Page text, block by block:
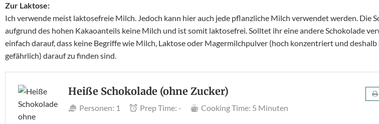
Zur Laktose:
Ich verwende meist laktosefreie Milch. Jedoch kann hier auch jede pflanzliche Milch verwendet werden. Die
aufgrund des hohen Kakaoanteils keine Milch und ist somit laktosefrei. Solltet ihr eine andere Schokolade
einfach darauf, dass keine Begriffe wie Milch, Laktose oder Magermilchpulver (hoch konzentriert und deshalb
gefährlich) darauf zu finden sind.
Heiße Schokolade (ohne Zucker)
Personen: 1 Prep Time: - Cooking Time: 5 Minuten